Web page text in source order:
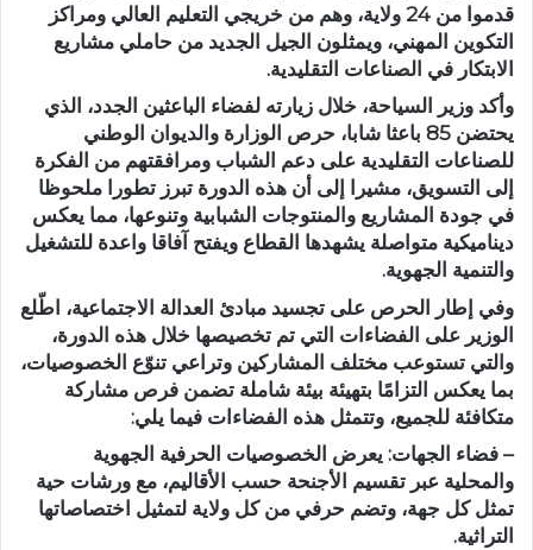
قدموا من 24 ولاية، وهم من خريجي التعليم العالي ومراكز
التكوين المهني، ويمثلون الجيل الجديد من حاملي مشاريع
الابتكار في الصناعات التقليدية.
وأكد وزير السياحة، خلال زيارته لفضاء الباعثين الجدد، الذي
يحتضن 85 باعثا شابا، حرص الوزارة والديوان الوطني
للصناعات التقليدية على دعم الشباب ومرافقتهم من الفكرة
إلى التسويق، مشيرا إلى أن هذه الدورة تبرز تطورا ملحوظا
في جودة المشاريع والمنتوجات الشبابية وتنوعها، مما يعكس
ديناميكية متواصلة يشهدها القطاع ويفتح آفاقا واعدة للتشغيل
والتنمية الجهوية.
وفي إطار الحرص على تجسيد مبادئ العدالة الاجتماعية، اطّلع
الوزير على الفضاءات التي تم تخصيصها خلال هذه الدورة،
والتي تستوعب مختلف المشاركين وتراعي تنوّع الخصوصيات،
بما يعكس التزامًا بتهيئة بيئة شاملة تضمن فرص مشاركة
متكافئة للجميع، وتتمثل هذه الفضاءات فيما يلي:
– فضاء الجهات: يعرض الخصوصيات الحرفية الجهوية
والمحلية عبر تقسيم الأجنحة حسب الأقاليم، مع ورشات حية
تمثل كل جهة، وتضم حرفي من كل ولاية لتمثيل اختصاصاتها
التراثية.